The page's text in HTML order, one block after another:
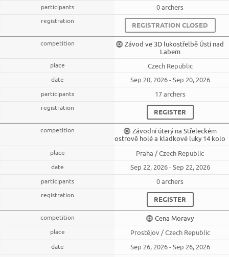
0 archers
REGISTRATION CLOSED
Závod ve 3D lukostřelbě Ústí nad
Labem
Czech Republic
Sep 20, 2026 - Sep 20, 2026
17 archers
REGISTER
Závodní úterý na Střeleckém
ostrově holé a kladkové luky 14 kolo
Praha / Czech Republic
Sep 22, 2026 - Sep 22, 2026
0 archers
REGISTER
Cena Moravy
Prostějov / Czech Republic
Sep 26, 2026 - Sep 26, 2026